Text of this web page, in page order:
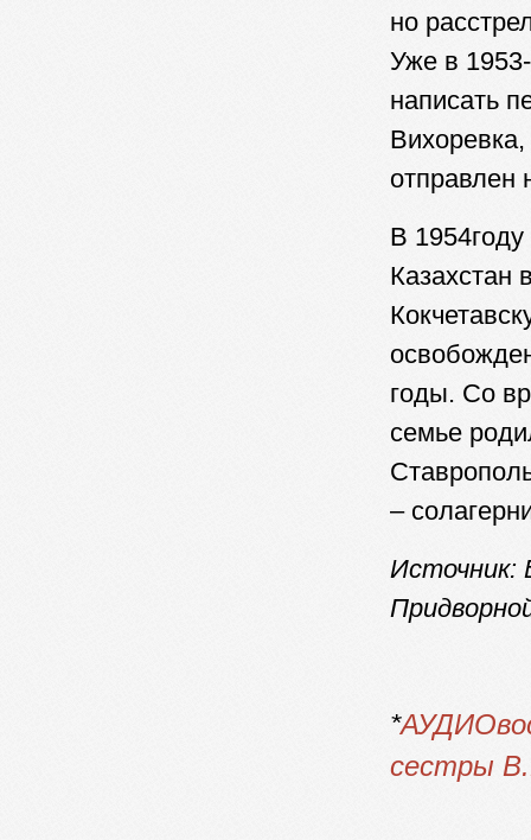
но
Уже в
написать
отправлен
В
Казахстан
годы. Со
семье
–
Источник:
*
сестры